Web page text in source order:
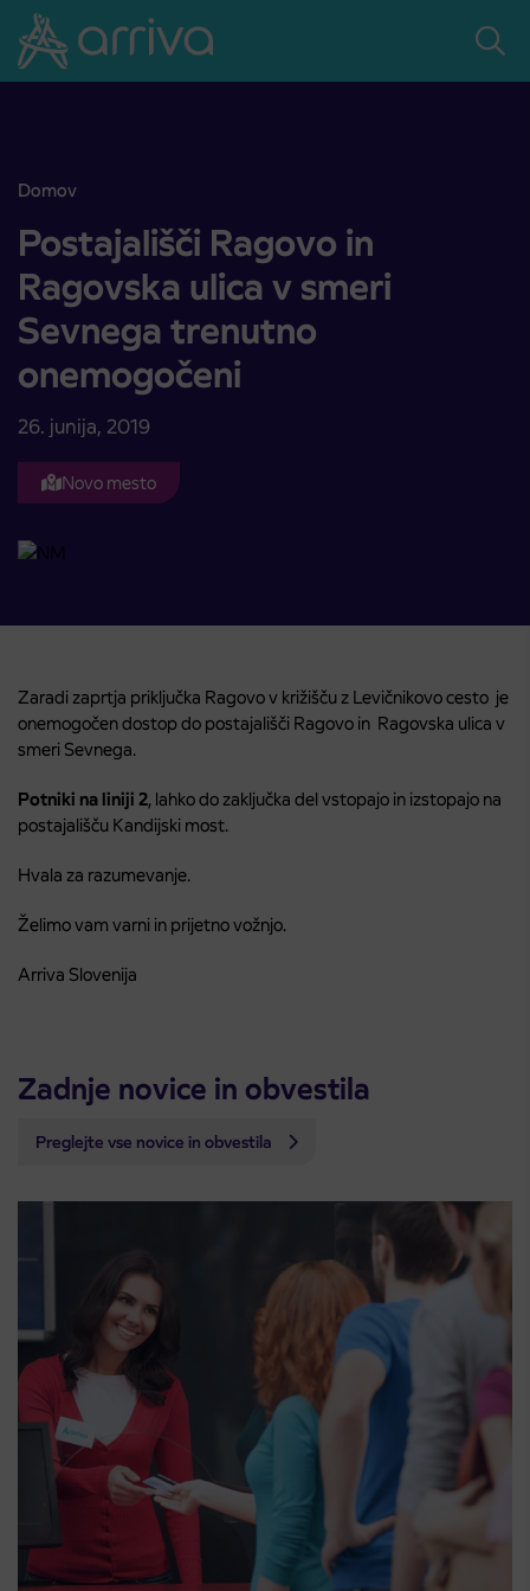
Skoči na vsebino
Domov
Postajališči Ragovo in Ragovska ulica v smeri Sevnega trenutno
Postajališči Ragovo in
Ragovska ulica v smeri
Sevnega trenutno
onemogočeni
26. junija, 2019
Novo mesto
Zaradi zaprtja priključka Ragovo v križišču z Levičnikovo cesto je
onemogočen dostop do postajališči Ragovo in Ragovska ulica v
smeri Sevnega.
Potniki na liniji 2, lahko do zaključka del vstopajo in izstopajo na
postajališču Kandijski most.
Hvala za razumevanje.
Želimo vam varni in prijetno vožnjo.
Arriva Slovenija
Zadnje novice in obvestila
Preglejte vse novice in obvestila